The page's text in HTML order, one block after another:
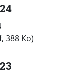
388 Ko)